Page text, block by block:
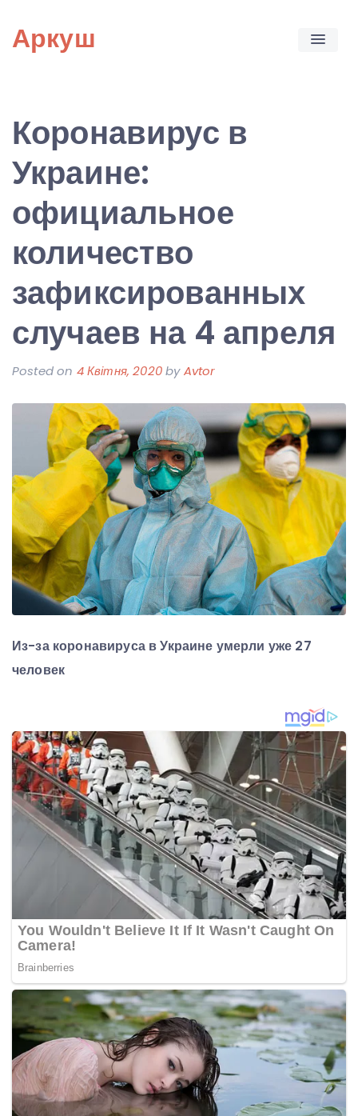
content
Аркуш
Коронавирус в
Украине:
официальное
количество
зафиксированных
случаев на 4 апреля
Posted on 4 Квітня, 2020byAvtor
Из-за коронавируса в Украине умерли уже 27
человек